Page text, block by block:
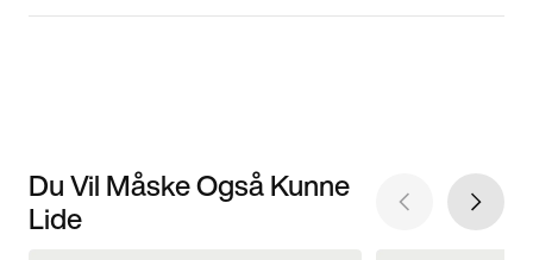
Du Vil Måske Også Kunne
Lide